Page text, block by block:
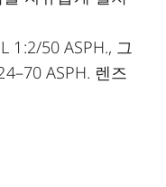
1:2/50 ASPH., 그
ASPH. 렌즈